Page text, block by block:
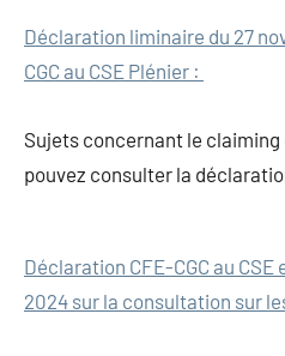
Déclaration liminaire du 27
CGC au CSE Plénier :
Sujets concernant le claiming
pouvez consulter la
Déclaration CFE-CGC au
2024 sur la consultation sur
Navigation
de
l’article